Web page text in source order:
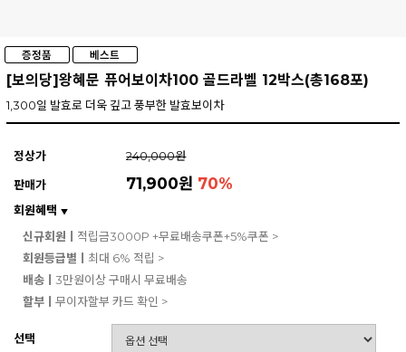
[보의당]왕혜문 퓨어보이차100 골드라벨 12박스(총168포)
1,300일 발효로 더욱 깊고 풍부한 발효보이차
정상가
240,000원
판매가
71,900원 70%
회원혜택 ▼
신규회원ㅣ 적립금3000P +무료배송쿠폰+5%쿠폰 >
회원등급별ㅣ 최대 6% 적립 >
배송ㅣ 3만원이상 구매시 무료배송
할부ㅣ 무이자할부 카드 확인 >
선택